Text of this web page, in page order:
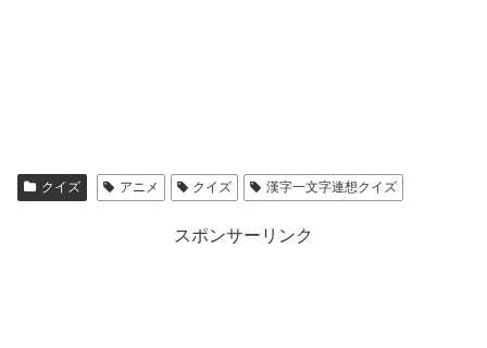
クイズ アニメ クイズ 漢字一文字連想クイズ
スポンサーリンク